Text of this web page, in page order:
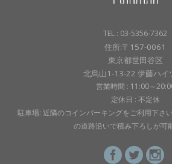
TEL : 03-5356-7362
住所:〒157-0061
東京都世田谷区
北烏山1-13-22 伊藤ハイ
営業時間 : 11:00～
定休日 : 不定休
駐車場: 近隣のコインパーキングをご利用下さ
の道路沿いで積み下ろしが可